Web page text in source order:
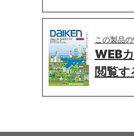
この製品
WEB
閲覧す